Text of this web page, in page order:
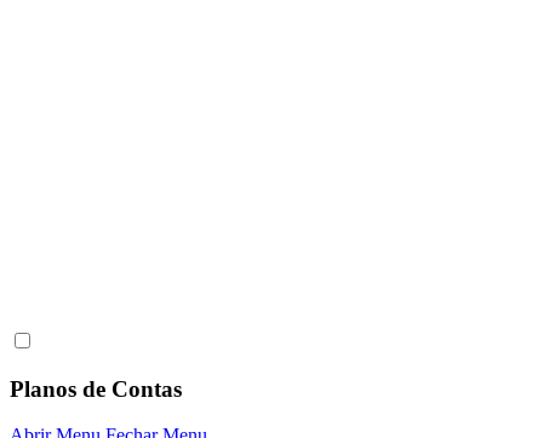
Planos de Contas